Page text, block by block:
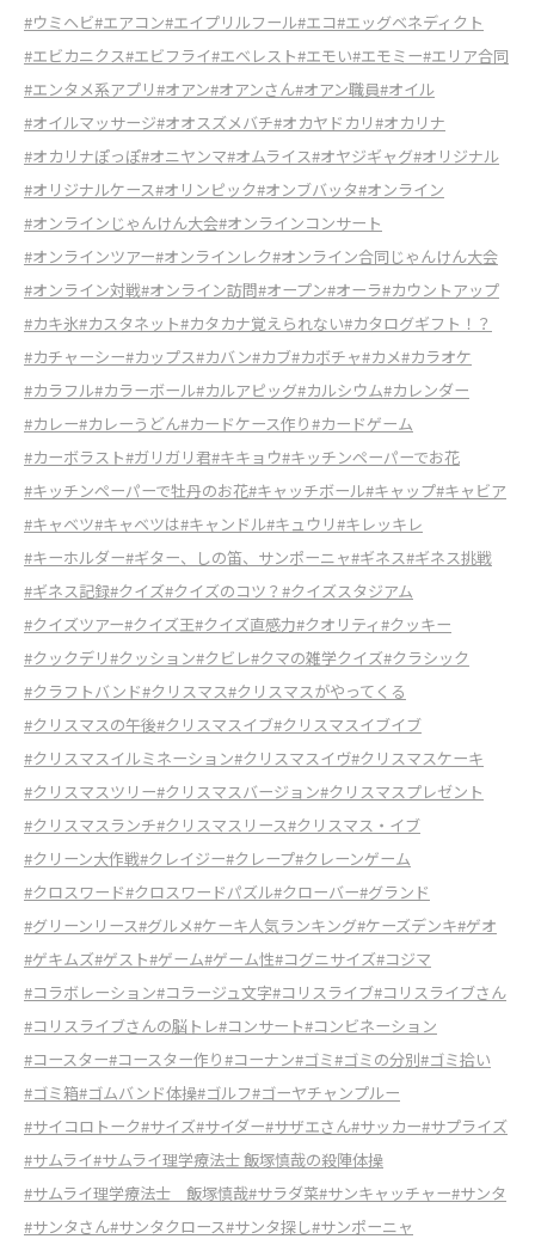
#ウミヘビ#エアコン#エイプリルフール#エコ#エッグベネディクト
#エビカニクス#エビフライ#エベレスト#エモい#エモミー#エリア合同
#エンタメ系アプリ#オアン#オアンさん#オアン職員#オイル
#オイルマッサージ#オオスズメバチ#オカヤドカリ#オカリナ
#オカリナぽっぽ#オニヤンマ#オムライス#オヤジギャグ#オリジナル
#オリジナルケース#オリンピック#オンブバッタ#オンライン
#オンラインじゃんけん大会#オンラインコンサート
#オンラインツアー#オンラインレク#オンライン合同じゃんけん大会
#オンライン対戦#オンライン訪問#オープン#オーラ#カウントアップ
#カキ氷#カスタネット#カタカナ覚えられない#カタログギフト！？
#カチャーシー#カップス#カバン#カブ#カボチャ#カメ#カラオケ
#カラフル#カラーボール#カルアピッグ#カルシウム#カレンダー
#カレー#カレーうどん#カードケース作り#カードゲーム
#カーボラスト#ガリガリ君#キキョウ#キッチンペーパーでお花
#キッチンペーパーで牡丹のお花#キャッチボール#キャップ#キャビア
#キャベツ#キャベツは#キャンドル#キュウリ#キレッキレ
#キーホルダー#ギター、しの笛、サンポーニャ#ギネス#ギネス挑戦
#ギネス記録#クイズ#クイズのコツ？ #クイズスタジアム
#クイズツアー#クイズ王#クイズ直感力#クオリティ#クッキー
#クックデリ#クッション#クビレ#クマの雑学クイズ#クラシック
#クラフトバンド#クリスマス#クリスマスがやってくる
#クリスマスの午後#クリスマスイブ#クリスマスイブイブ
#クリスマスイルミネーション#クリスマスイヴ#クリスマスケーキ
#クリスマスツリー#クリスマスバージョン#クリスマスプレゼント
#クリスマスランチ#クリスマスリース#クリスマス・イブ
#クリーン大作戦#クレイジー#クレープ#クレーンゲーム
#クロスワード#クロスワードパズル#クローバー#グランド
#グリーンリース#グルメ#ケーキ人気ランキング#ケーズデンキ#ゲオ
#ゲキムズ#ゲスト#ゲーム#ゲーム性#コグニサイズ#コジマ
#コラボレーション#コラージュ文字#コリスライブ#コリスライブさん
#コリスライブさんの脳トレ#コンサート#コンビネーション
#コースター#コースター作り#コーナン#ゴミ#ゴミの分別#ゴミ拾い
#ゴミ箱#ゴムバンド体操#ゴルフ#ゴーヤチャンプルー
#サイコロトーク#サイズ#サイダー#サザエさん#サッカー#サプライズ
#サムライ#サムライ理学療法士 飯塚慎哉の殺陣体操
#サムライ理学療法士 飯塚慎哉#サラダ菜#サンキャッチャー#サンタ
#サンタさん#サンタクロース#サンタ探し#サンポーニャ